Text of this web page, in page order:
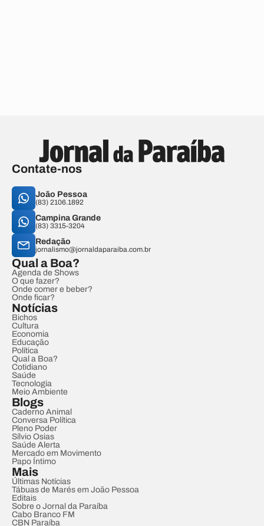
Contate-nos
João Pessoa
(83) 2106.1892
Campina Grande
(83) 3315-3204
Redação
jornalismo@jornaldaparaiba.com.br
Qual a Boa?
Agenda de Shows
O que fazer?
Onde comer e beber?
Onde ficar?
Notícias
Bichos
Cultura
Economia
Educação
Política
Qual a Boa?
Cotidiano
Saúde
Tecnologia
Meio Ambiente
Blogs
Caderno Animal
Conversa Política
Pleno Poder
Sílvio Osias
Saúde Alerta
Mercado em Movimento
Papo Íntimo
Mais
Últimas Notícias
Tábuas de Marés em João Pessoa
Editais
Sobre o Jornal da Paraíba
Cabo Branco FM
CBN Paraíba